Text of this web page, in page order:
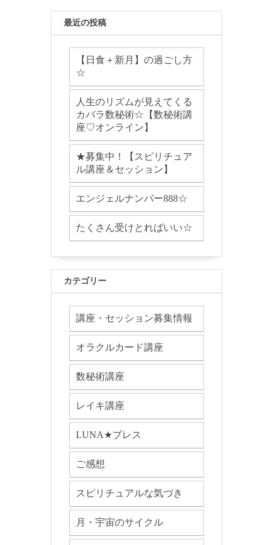
最近の投稿
【日食＋新月】の過ごし方
☆
人生のリズムが見えてくる
カバラ数秘術☆【数秘術講
座♡オンライン】
★募集中！【スピリチュア
ル講座＆セッション】
エンジェルナンバー888☆
たくさん受けとればいい☆
カテゴリー
講座・セッション募集情報
オラクルカード講座
数秘術講座
レイキ講座
LUNA★ブレス
ご感想
スピリチュアルな気づき
月・宇宙のサイクル